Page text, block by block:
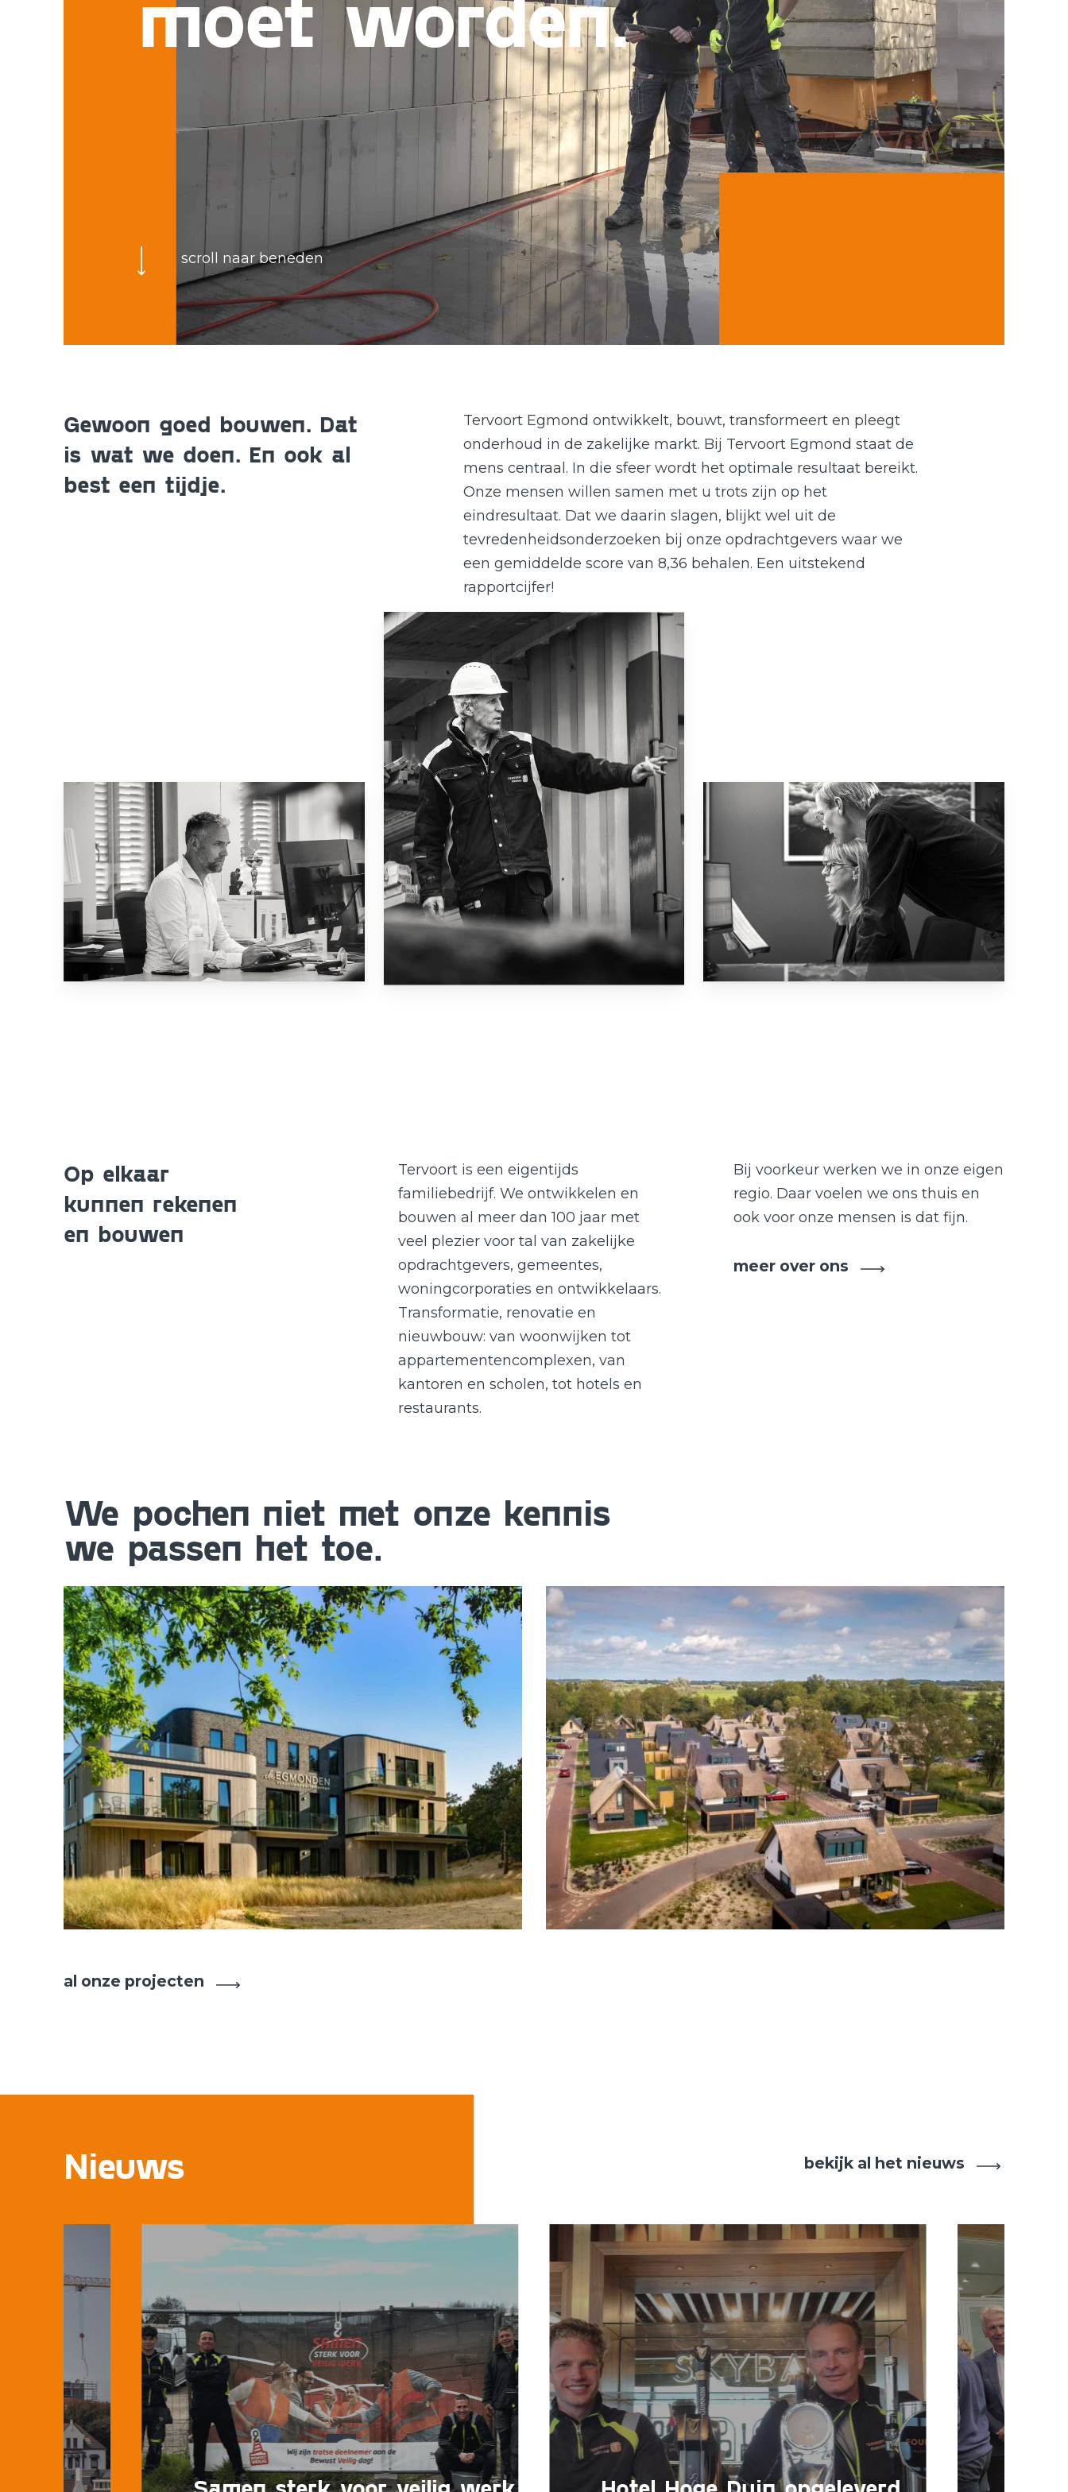
scroll naar beneden
Gewoon goed bouwen. Dat
is wat we doen. En ook al
best een tijdje.
Tervoort Egmond ontwikkelt, bouwt, transformeert en pleegt
onderhoud in de zakelijke markt. Bij Tervoort Egmond staat de
mens centraal. In die sfeer wordt het optimale resultaat bereikt.
Onze mensen willen samen met u trots zijn op het
eindresultaat. Dat we daarin slagen, blijkt wel uit de
tevredenheidsonderzoeken bij onze opdrachtgevers waar we
een gemiddelde score van 8,36 behalen. Een uitstekend
rapportcijfer!
Op elkaar
kunnen rekenen
en bouwen
Tervoort is een eigentijds
familiebedrijf. We ontwikkelen en
bouwen al meer dan 100 jaar met
veel plezier voor tal van zakelijke
opdrachtgevers, gemeentes,
woningcorporaties en ontwikkelaars.
Transformatie, renovatie en
nieuwbouw: van woonwijken tot
appartementencomplexen, van
kantoren en scholen, tot hotels en
restaurants.
Bij voorkeur werken we in onze eigen
regio. Daar voelen we ons thuis en
ook voor onze mensen is dat fijn.
meer over ons
We pochen niet met onze kennis
we passen het toe.
Egmond aan Zee
al onze projecten
Nieuws bekijk al het nieuws